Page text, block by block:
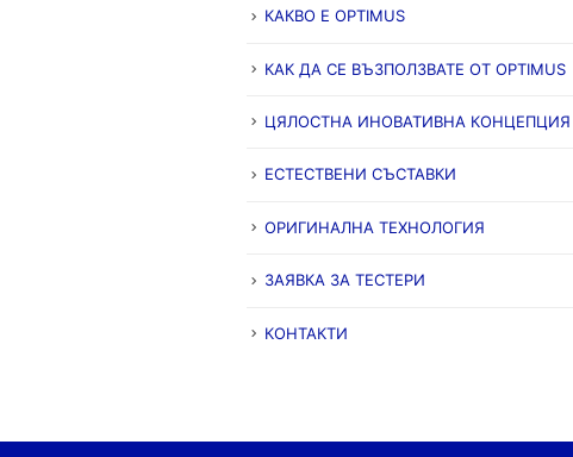
КАКВО Е OPTIMUS
КАК ДА СЕ ВЪЗПОЛЗВАТЕ ОТ OPTIMUS
ЦЯЛОСТНА ИНОВАТИВНА КОНЦЕПЦИЯ
ЕСТЕСТВЕНИ СЪСТАВКИ
ОРИГИНАЛНА ТЕХНОЛОГИЯ
ЗАЯВКА ЗА ТЕСТЕРИ
КОНТАКТИ